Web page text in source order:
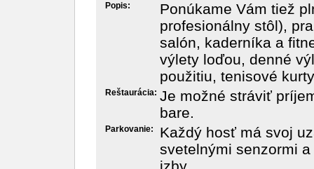
Popis:
Ponúkame Vám tiež
profesionálny stôl),
salón, kaderníka a
výlety loďou, denné
použitiu, tenisové
Reštaurácia: Je možné stráviť
bare.
Parkovanie:
Každý hosť má svoj
svetelnými senzormi